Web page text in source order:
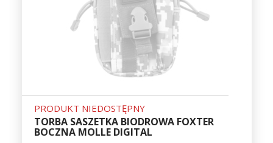
PRODUKT NIEDOSTĘPNY
TORBA SASZETKA BIODROWA FOXTER
BOCZNA MOLLE DIGITAL